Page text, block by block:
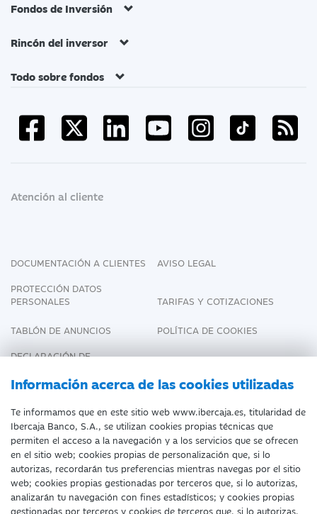
Información acerca de las cookies utilizadas
Te informamos que en este sitio web www.ibercaja.es, titularidad de
Ibercaja Banco, S.A., se utilizan cookies propias técnicas que
permiten el acceso a la navegación y a los servicios que se ofrecen
en el sitio web; cookies propias de personalización que, si lo
autorizas, recordarán tus preferencias mientras navegas por el sitio
web; cookies propias gestionadas por terceros que, si lo autorizas,
analizarán tu navegación con fines estadísticos; y cookies propias
gestionadas por terceros y cookies de terceros que, si lo autorizas,
Fondos de Inversión
Rincón del inversor
Todo sobre fondos
Atención al cliente
DOCUMENTACIÓN A CLIENTES
AVISO LEGAL
PROTECCIÓN DATOS
PERSONALES
TARIFAS Y COTIZACIONES
TABLÓN DE ANUNCIOS
POLÍTICA DE COOKIES
DECLARACIÓN DE
Fecha de Edición: 09/08/2026
©Ibercaja Banco, S.A. - IBERCAJA - NIF. A-
99319030 R.M. de Zaragoza (T.3865. F.1.
H.Z.-52186, Inscripc.1º).